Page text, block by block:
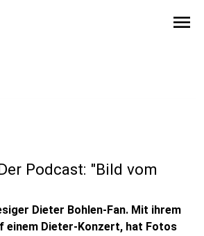
menu
Podcast: "Bild vom
Dieter Bohlen-Fan. Mit ihrem
einem Dieter-Konzert, hat Fotos